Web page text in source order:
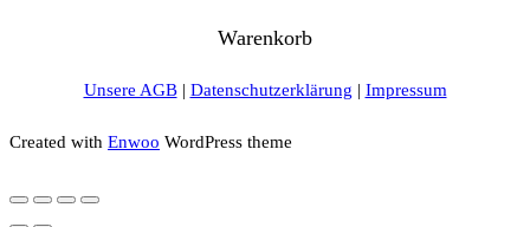
Warenkorb
Unsere AGB| Datenschutzerklärung | Impressum
Created with Enwoo WordPress theme